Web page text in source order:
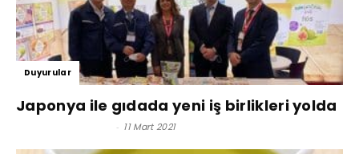
Duyurular
Japonya ile gıdada yeni iş birlikleri yolda
- 11 Mart 2021